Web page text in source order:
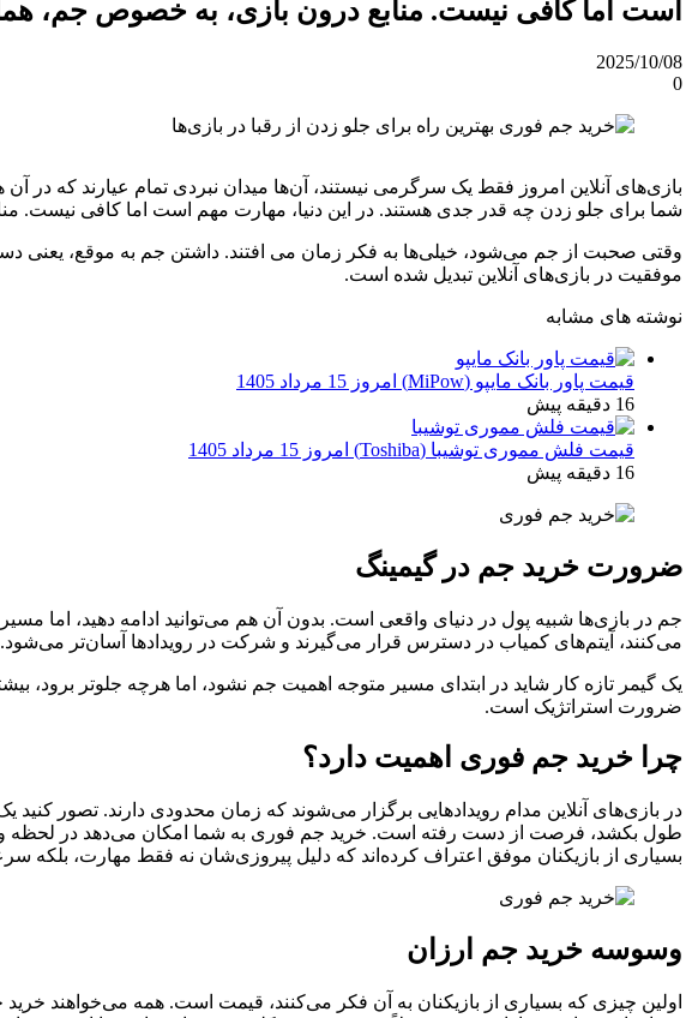
است اما کافی نیست. منابع درون ‌بازی، به‌ خصوص جم،
2025/10/08
0
شما برای جلو زدن چه ‌قدر جدی هستند. در این دنیا، مهارت مهم است اما کافی
وقتی صحبت از جم می‌شود، خیلی‌ها به فکر زمان می‌ افتند. داشتن جم به ‌موقع، یعنی
موفقیت در بازی‌های آنلاین تبدیل شده است.
نوشته های مشابه
قیمت پاور بانک مایپو (MiPow) امروز 15 مرداد 1405
16 دقیقه پیش
قیمت فلش مموری توشیبا (Toshiba) امروز 15 مرداد 1405
16 دقیقه پیش
ضرورت خرید جم در گیمینگ
جم در بازی‌ها شبیه پول در دنیای واقعی است. بدون آن هم می‌توانید ادامه دهید، اما
می‌کنند، آیتم‌های کمیاب در دسترس قرار می‌گیرند و شرکت در رویدادها آسان‌تر می‌شود.
یک گیمر تازه‌ کار شاید در ابتدای مسیر متوجه اهمیت جم نشود، اما هرچه جلوتر
ضرورت استراتژیک است.
چرا خرید جم فوری اهمیت دارد؟
طول بکشد، فرصت از دست رفته است. خرید جم فوری به شما امکان می‌دهد در لحظه
بسیاری از بازیکنان موفق اعتراف کرده‌اند که دلیل پیروزی‌شان نه فقط مهارت، بلکه
وسوسه خرید جم ارزان
اولین چیزی که بسیاری از بازیکنان به آن فکر می‌کنند، قیمت است. همه می‌خواهند خرید